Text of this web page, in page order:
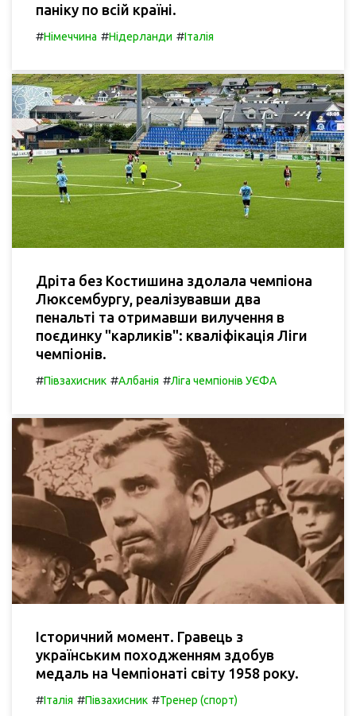
паніку по всій країні.
#Німеччина #Нідерланди #Італія
Дріта без Костишина здолала чемпіона
Люксембургу, реалізувавши два
пенальті та отримавши вилучення в
поєдинку "карликів": кваліфікація Ліги
чемпіонів.
#Півзахисник #Албанія #Ліга чемпіонів УЄФА
Історичний момент. Гравець з
українським походженням здобув
медаль на Чемпіонаті світу 1958 року.
#Італія #Півзахисник #Тренер (спорт)